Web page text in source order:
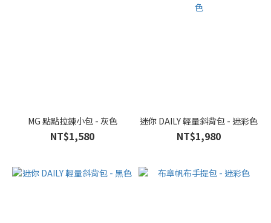
MG 點點拉鍊小包 - 灰色
NT$1,580
迷你 DAILY 輕量斜背包 - 迷彩色
NT$1,980